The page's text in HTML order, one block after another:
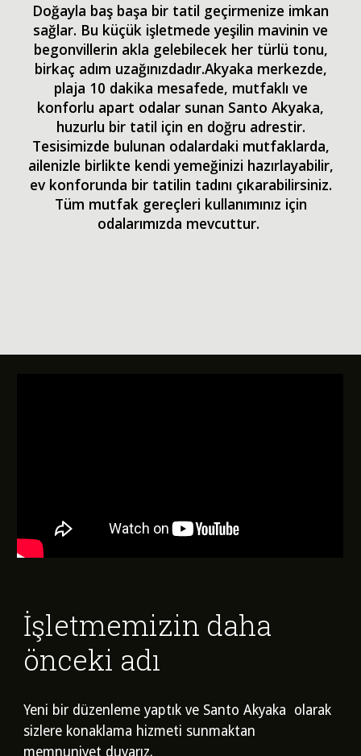
Doğayla baş başa bir tatil geçirmenize imkan
sağlar. Bu küçük işletmede yeşilin mavinin ve
begonvillerin akla gelebilecek her türlü tonu,
birkaç adım uzağınızdadır.Akyaka merkezde,
plaja 10 dakika mesafede, mutfaklı ve
konforlu apart odalar sunan Santo Akyaka,
huzurlu bir tatil için en doğru adrestir.
Tesisimizde bulunan odalardaki mutfaklarda,
ailenizle birlikte kendi yemeğinizi hazırlayabilir,
ev konforunda bir tatilin tadını çıkarabilirsiniz.
Tüm mutfak gereçleri kullanımınız için
odalarımızda mevcuttur.
İşletmemizin daha
önceki adı
Yeni bir düzenleme yaptık ve Santo Akyaka olarak
sizlere konaklama hizmeti sunmaktan
memnuniyet duyarız.